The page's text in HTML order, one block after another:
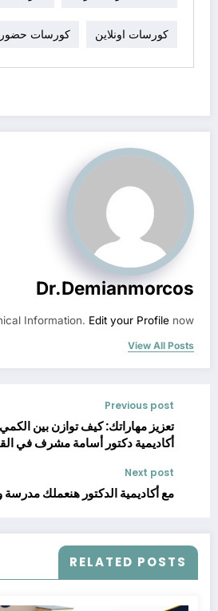
كورسات اونلاين كورسات
Dr.demianmorcos
Information. Edit your Profile now.
View All Posts
Previous post
تعزيز مهاراتك: كيف توازن بين
أكاديمية دكتور أسامة مشرف في
Next post
مع أكاديمية الدكتور هنعملك
RELATED POSTS